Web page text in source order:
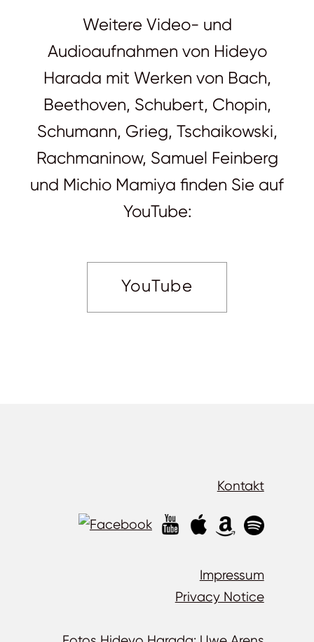
Weitere Video- und
Audioaufnahmen von Hideyo
Harada mit Werken von Bach,
Beethoven, Schubert, Chopin,
Schumann, Grieg, Tschaikowski,
Rachmaninow, Samuel Feinberg
und Michio Mamiya finden Sie auf
YouTube:
YouTube
Kontakt
Impressum
Privacy Notice